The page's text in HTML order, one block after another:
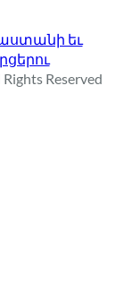
եւ
Rights Reserved